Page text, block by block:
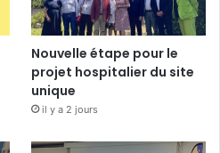
Nouvelle étape pour le
projet hospitalier du site
unique
il y a 2 jours